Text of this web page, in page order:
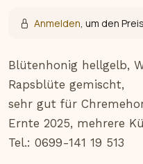
Anmelden, um den
Blütenhonig hellgelb,
Rapsblüte gemischt,
sehr gut für
Ernte 2025, mehrere
Tel.: 0699-141 19 513